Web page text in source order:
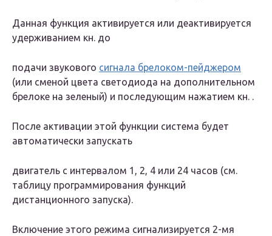
Данная функция активируется или деактивируется
удерживанием кн. до
подачи звукового сигнала брелоком-пейджером
(или сменой цвета светодиода на дополнительном
брелоке на зеленый) и последующим нажатием кн. .
После активации этой функции система будет
автоматически запускать
двигатель с интервалом 1, 2, 4 или 24 часов (см.
таблицу программирования функций
дистанционного запуска).
Включение этого режима сигнализируется 2-мя